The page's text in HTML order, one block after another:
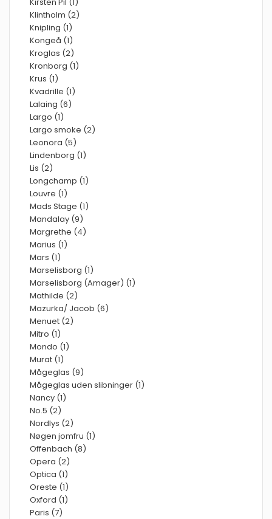
Klintholm (2)
Knipling (1)
Kongeå (1)
Kroglas (2)
Kronborg (1)
Krus (1)
Kvadrille (1)
Lalaing (6)
Largo (1)
Largo smoke (2)
Leonora (5)
Lindenborg (1)
Lis (2)
Longchamp (1)
Louvre (1)
Mads Stage (1)
Mandalay (9)
Margrethe (4)
Marius (1)
Mars (1)
Marselisborg (1)
Marselisborg (Amager) (1)
Mathilde (2)
Mazurka/ Jacob (6)
Menuet (2)
Mitro (1)
Mondo (1)
Murat (1)
Mågeglas (9)
Mågeglas uden slibninger (1)
Nancy (1)
No.5 (2)
Nordlys (2)
Nøgen jomfru (1)
Offenbach (8)
Opera (2)
Optica (1)
Oreste (1)
Oxford (1)
Paris (7)